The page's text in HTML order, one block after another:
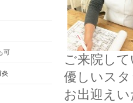
ご来院し
優しいス
お出迎え
可
炎